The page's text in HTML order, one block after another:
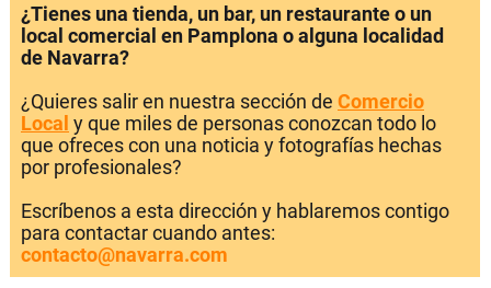
¿Tienes una tienda, un bar, un restaurante o un
local comercial en Pamplona o alguna localidad
de Navarra?
¿Quieres salir en nuestra sección de Comercio
Local y que miles de personas conozcan todo lo
que ofreces con una noticia y fotografías hechas
por profesionales?
Escríbenos a esta dirección y hablaremos contigo
para contactar cuando antes:
contacto@navarra.com